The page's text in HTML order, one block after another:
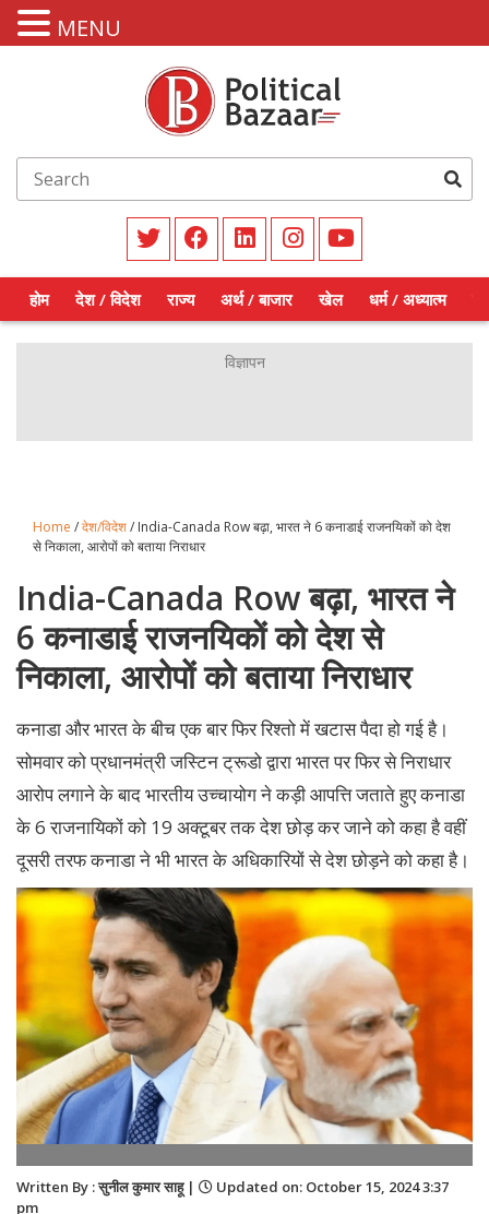
होम देश / विदेश राज्य अर्थ / बाजार खेल धर्म / अध्यात्म
Home /देश/विदेश/ India-Canada Row बढ़ा, भारत ने 6 कनाडाई राजनयिकों को देश
से निकाला, आरोपों को बताया निराधार
India-Canada Row बढ़ा, भारत ने
6 कनाडाई राजनयिकों को देश से
निकाला, आरोपों को बताया निराधार
कनाडा और भारत के बीच एक बार फिर रिश्तो में खटास पैदा हो गई है।
सोमवार को प्रधानमंत्री जस्टिन ट्रूडो द्वारा भारत पर फिर से निराधार
आरोप लगाने के बाद भारतीय उच्चायोग ने कड़ी आपत्ति जताते हुए कनाडा
के 6 राजनायिकों को 19 अक्टूबर तक देश छोड़ कर जाने को कहा है वहीं
दूसरी तरफ कनाडा ने भी भारत के अधिकारियों से देश छोड़ने को कहा है।
Written By : सुनील कुमार साहू |
Updated on: October 15, 2024 3:37
pm
MENU